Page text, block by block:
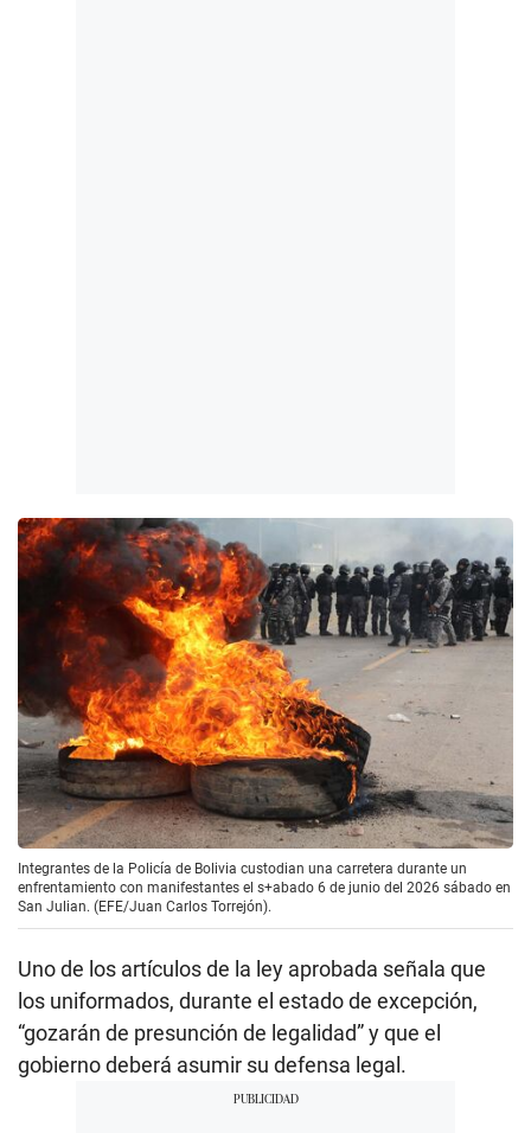
Integrantes de la Policía de Bolivia custodian una carretera durante un
enfrentamiento con manifestantes el s+abado 6 de junio del 2026 sábado en
San Julian. (EFE/Juan Carlos Torrejón).
Uno de los artículos de la ley aprobada señala que
los uniformados, durante el estado de excepción,
“gozarán de presunción de legalidad” y que el
gobierno deberá asumir su defensa legal.